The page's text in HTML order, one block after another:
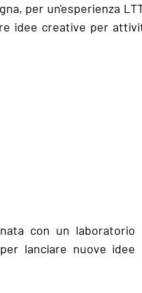
per un'esperienza
idee creative per
con un laboratorio
lanciare nuove idee